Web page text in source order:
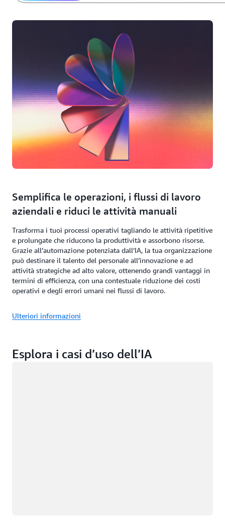
Semplifica le operazioni, i flussi di lavoro
aziendali e riduci le attività manuali
Trasforma i tuoi processi operativi tagliando le attività ripetitive
e prolungate che riducono la produttività e assorbono risorse.
Grazie all’automazione potenziata dall’IA, la tua organizzazione
può destinare il talento del personale all’innovazione e ad
attività strategiche ad alto valore, ottenendo grandi vantaggi in
termini di efficienza, con una contestuale riduzione dei costi
operativi e degli errori umani nei flussi di lavoro.
Ulteriori informazioni
Esplora i casi d’uso dell’IA